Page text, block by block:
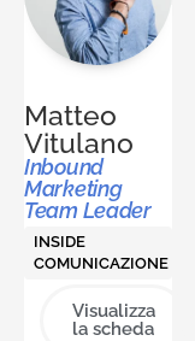
Matteo
Vitulano
Inbound
Marketing
Team Leader
INSIDE
COMUNICAZIONE
Visualizza
la scheda